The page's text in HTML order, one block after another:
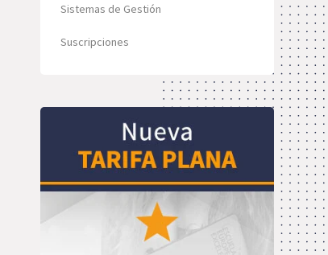
Sistemas de Gestión
Suscripciones